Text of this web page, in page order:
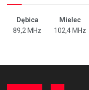
Dębica Mielec
89,2 MHz
102,4 MHz